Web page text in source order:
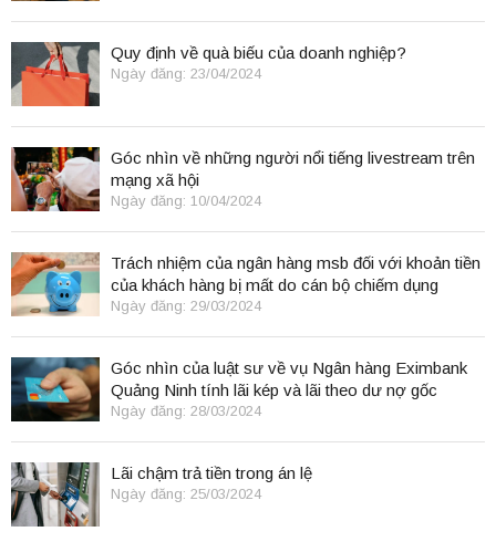
Quy định về quà biếu của doanh nghiệp?
Ngày đăng: 23/04/2024
Góc nhìn về những người nổi tiếng livestream trên
mạng xã hội
Ngày đăng: 10/04/2024
Trách nhiệm của ngân hàng msb đối với khoản tiền
của khách hàng bị mất do cán bộ chiếm dụng
Ngày đăng: 29/03/2024
Góc nhìn của luật sư về vụ Ngân hàng Eximbank
Quảng Ninh tính lãi kép và lãi theo dư nợ gốc
Ngày đăng: 28/03/2024
Lãi chậm trả tiền trong án lệ
Ngày đăng: 25/03/2024